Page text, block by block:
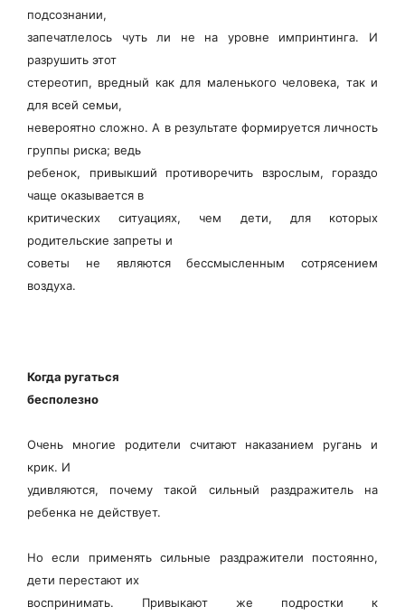
подсознании,
запечатлелось чуть ли не на уровне импринтинга. И
разрушить этот
стереотип, вредный как для маленького человека, так и
для всей семьи,
невероятно сложно. А в результате формируется личность
группы риска; ведь
ребенок, привыкший противоречить взрослым, гораздо
чаще оказывается в
критических ситуациях, чем дети, для которых
родительские запреты и
советы не являются бессмысленным сотрясением
воздуха.
Когда ругаться
бесполезно
Очень многие родители считают наказанием ругань и
крик. И
удивляются, почему такой сильный раздражитель на
ребенка не действует.
Но если применять сильные раздражители постоянно,
дети перестают их
воспринимать. Привыкают же подростки к